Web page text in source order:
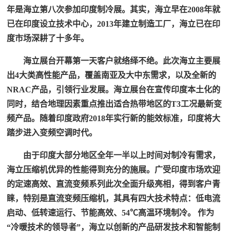
年是海立第八次参加印度制冷展。其实，海立早在2008年就
已在印度设立技术中心，2013年建立制造工厂，海立已在印
度市场深耕了十多年。
海立展台开幕第一天客户就络绎不绝。此次海立主要展
出4大类高性能产品，覆盖南亚及大中东需求，以及全新的
NRAC产品，引领行业发展。海立展台在宣传印度本土化的
同时，结合地理因素重点推出适合热带地区的T3工况最新变
频产品。随着印度政府2018年实行新的能效标准，印度将大
踏步进入变频空调时代。
由于印度大部分地区全年一半以上时间对制冷有需求，
海立压缩机优异的性能得到充分的施展。广受印度市场欢迎
的定速高效、直流变频系列此次全面升级亮相，得到客户青
睐，特别是直流变频压缩机，其具有四大技术特点：低电流
启动、低转速运行、节能高效、54℃高温环境制冷。 作为
“冷暖技术的领导者”，海立以创新的产品研发技术和智能制